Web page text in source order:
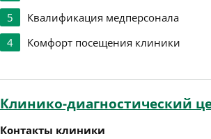
5
Квалификация медперсонала
4
Комфорт посещения клиники
Клинико-диагностический
Контакты клиники